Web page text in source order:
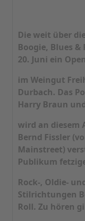
Die weit über
Boogie, Blues &
20. Juni ein
im Weingut
Durbach. Das
Harry Braun
wird an diesem
Bernd Fissler
Mainstreet)
Publikum
Rock-, Oldie-
Stilrichtungen
Roll. Zu hören